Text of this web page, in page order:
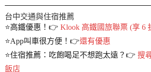
台中交通與住宿推薦
⭐️高鐵優惠！👉 Klook 高鐵國旅聯票 (享 6
⭐️App叫車很方便！👉還有優惠
⭐️住宿推薦：吃飽喝足不想跑太遠？👉 搜
飯店